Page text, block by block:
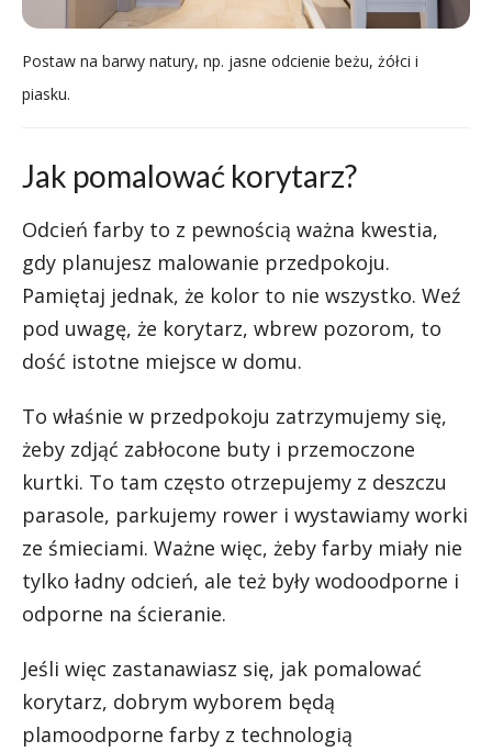
Postaw na barwy natury, np. jasne odcienie beżu, żółci i
piasku.
Jak pomalować korytarz?
Odcień farby to z pewnością ważna kwestia,
gdy planujesz malowanie przedpokoju.
Pamiętaj jednak, że kolor to nie wszystko. Weź
pod uwagę, że korytarz, wbrew pozorom, to
dość istotne miejsce w domu.
To właśnie w przedpokoju zatrzymujemy się,
żeby zdjąć zabłocone buty i przemoczone
kurtki. To tam często otrzepujemy z deszczu
parasole, parkujemy rower i wystawiamy worki
ze śmieciami. Ważne więc, żeby farby miały nie
tylko ładny odcień, ale też były wodoodporne i
odporne na ścieranie.
Jeśli więc zastanawiasz się, jak pomalować
korytarz, dobrym wyborem będą
plamoodporne farby z technologią